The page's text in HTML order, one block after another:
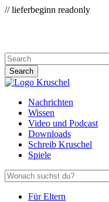
// lieferbeginn readonlyZum
content
Search
Close
Menu
Nachrichten
Wissen
Video und Podcast
Downloads
Schreib Kruschel
Spiele
Für Eltern